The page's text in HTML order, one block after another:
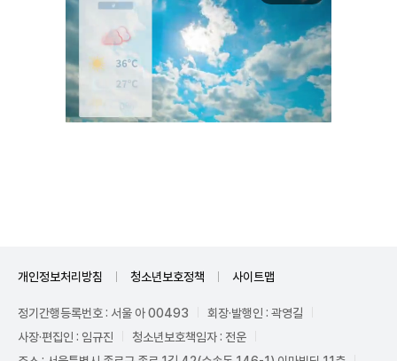
개인정보처리방침 청소년보호정책 사이트맵
정기간행등록번호 : 서울 아 00493
회장·발행인 : 곽영길
사장·편집인 : 임규진
청소년보호책임자 : 전운